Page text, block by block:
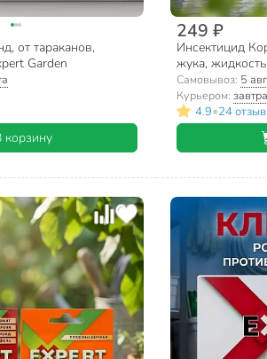
от тараканов,
Garden
корзину
249 ₽
Инсектицид
жука,
Самовывоз: 5
Курьером: завтра
4.9•24